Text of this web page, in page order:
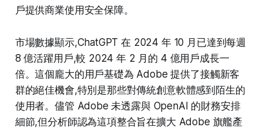
戶提供商業使用安全保障。​
市場數據顯示,ChatGPT 在 2024 年 10 月已達到每週
8 億活躍用戶,較 2024 年 2 月的 4 億用戶成長一
倍。這個龐大的用戶基礎為 Adobe 提供了接觸新客
群的絕佳機會,特別是那些對傳統創意軟體感到陌生的
使用者。儘管 Adobe 未透露與 OpenAI 的財務安排
細節,但分析師認為這項整合旨在擴大 Adobe 旗艦產